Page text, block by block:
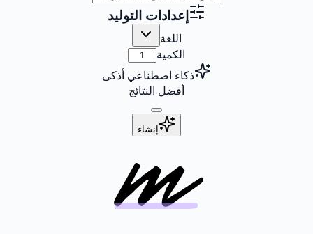
إعدادات التوليد
اللغة
الكمية
ذكاء اصطناعي أذكى
أفضل النتائج
إنشاء